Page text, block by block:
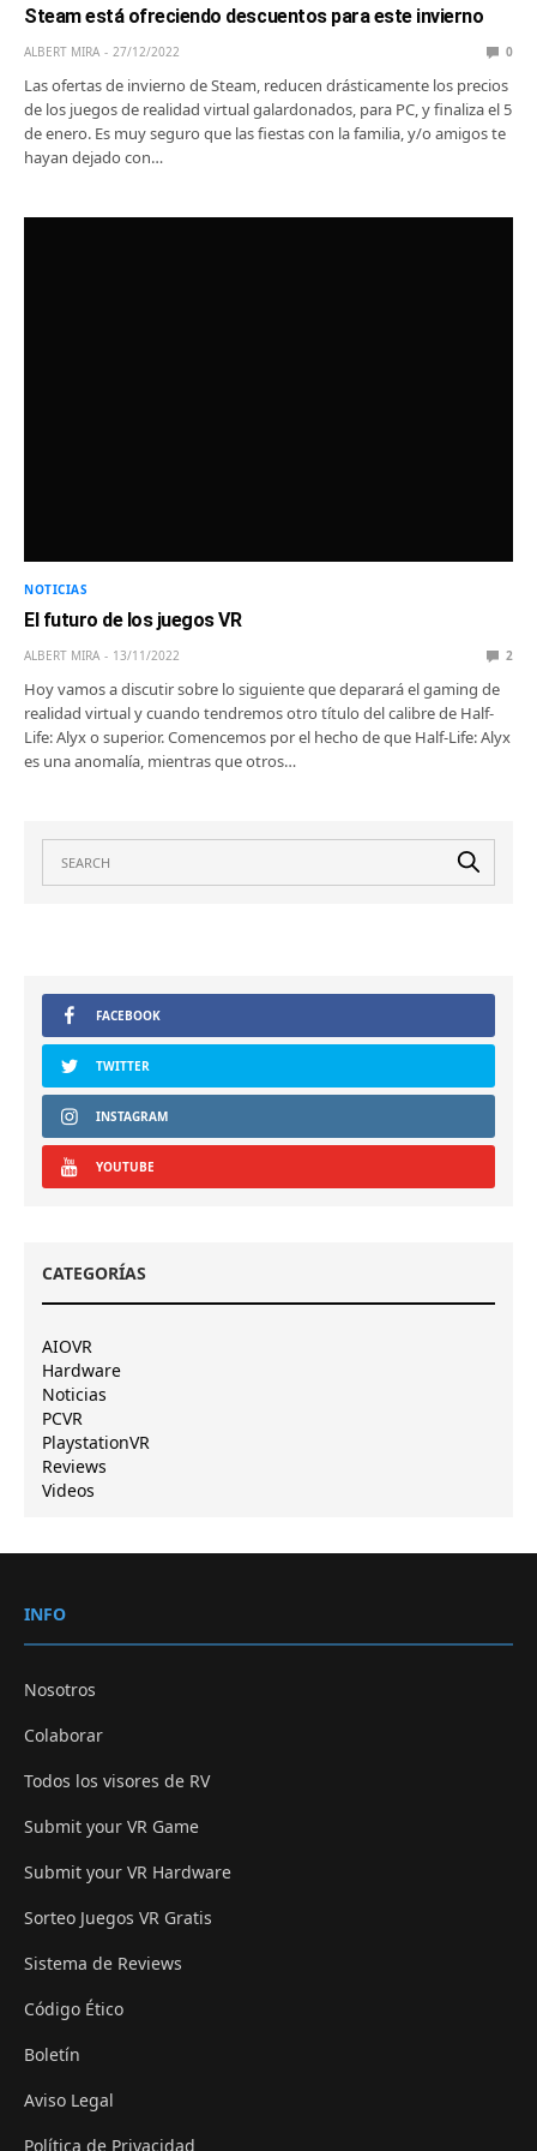
Steam está ofreciendo descuentos para este invierno
ALBERT MIRA 27/12/2022 0
Las ofertas de invierno de Steam, reducen drásticamente los precios
de los juegos de realidad virtual galardonados, para PC, y finaliza el 5
de enero. Es muy seguro que las fiestas con la familia, y/o amigos te
hayan dejado con…
NOTICIAS
El futuro de los juegos VR
ALBERT MIRA 13/11/2022 2
Hoy vamos a discutir sobre lo siguiente que deparará el gaming de
realidad virtual y cuando tendremos otro título del calibre de Half-
Life: Alyx o superior. Comencemos por el hecho de que Half-Life: Alyx
es una anomalía, mientras que otros…
FACEBOOK
TWITTER
INSTAGRAM
YOUTUBE
CATEGORÍAS
AIOVR
Hardware
Noticias
PCVR
PlaystationVR
Reviews
Videos
INFO
Nosotros
Colaborar
Todos los visores de RV
Submit your VR Game
Submit your VR Hardware
Sorteo Juegos VR Gratis
Sistema de Reviews
Código Ético
Boletín
Aviso Legal
Política de Privacidad